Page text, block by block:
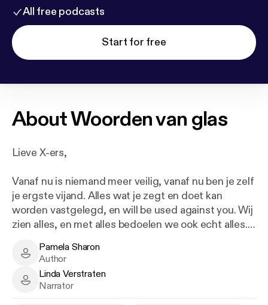
All free podcasts
Start for free
AboutWoorden van glas
Lieve X-ers,
Vanaf nu is niemand meer veilig, vanaf nu ben je zelf
je ergste vijand. Alles wat je zegt en doet kan
worden vastgelegd, en will be used against you. Wij
zien alles, en met alles bedoelen we ook echt alles.
Dus wees lief, dan zijn wij dat ook voor jou.
Tot snel!
Pamela Sharon - Author
Pamela Sharon
Author
Linda Verstraten - Narrator
Linda Verstraten
Narrator